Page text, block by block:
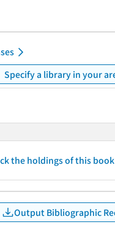
Specify a library in your
the holdings of this book
Output Bibliographic